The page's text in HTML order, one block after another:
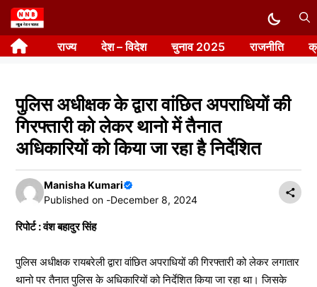
Skip
to
content राज्य देश – विदेश चुनाव 2025 राजनीति
पुलिस अधीक्षक के द्वारा वांछित अपराधियों की
गिरफ्तारी को लेकर थानो में तैनात
अधिकारियों को किया जा रहा है निर्देशित
Manisha Kumari
Published on -December 8, 2024
रिपोर्ट : वंश बहादुर सिंह
पुलिस अधीक्षक रायबरेली द्वारा वांछित अपराधियों की गिरफ्तारी को लेकर लगातार
थानो पर तैनात पुलिस के अधिकारियों को निर्देशित किया जा रहा था। जिसके